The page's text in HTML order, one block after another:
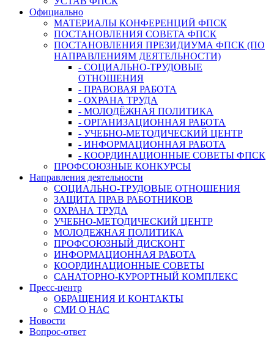
Официально
МАТЕРИАЛЫ КОНФЕРЕНЦИЙ ФПСК
ПОСТАНОВЛЕНИЯ СОВЕТА ФПСК
ПОСТАНОВЛЕНИЯ ПРЕЗИДИУМА ФПСК (ПО
НАПРАВЛЕНИЯМ ДЕЯТЕЛЬНОСТИ)
- СОЦИАЛЬНО-ТРУДОВЫЕ
ОТНОШЕНИЯ
- ПРАВОВАЯ РАБОТА
- ОХРАНА ТРУДА
- МОЛОДЁЖНАЯ ПОЛИТИКА
- ОРГАНИЗАЦИОННАЯ РАБОТА
- УЧЕБНО-МЕТОДИЧЕСКИЙ ЦЕНТР
- ИНФОРМАЦИОННАЯ РАБОТА
- КООРДИНАЦИОННЫЕ СОВЕТЫ ФПСК
ПРОФСОЮЗНЫЕ КОНКУРСЫ
Направления деятельности
СОЦИАЛЬНО-ТРУДОВЫЕ ОТНОШЕНИЯ
ЗАЩИТА ПРАВ РАБОТНИКОВ
ОХРАНА ТРУДА
УЧЕБНО-МЕТОДИЧЕСКИЙ ЦЕНТР
МОЛОДЕЖНАЯ ПОЛИТИКА
ПРОФСОЮЗНЫЙ ДИСКОНТ
ИНФОРМАЦИОННАЯ РАБОТА
КООРДИНАЦИОННЫЕ СОВЕТЫ
САНАТОРНО-КУРОРТНЫЙ КОМПЛЕКС
Пресс-центр
ОБРАЩЕНИЯ И КОНТАКТЫ
СМИ О НАС
Новости
Вопрос-ответ